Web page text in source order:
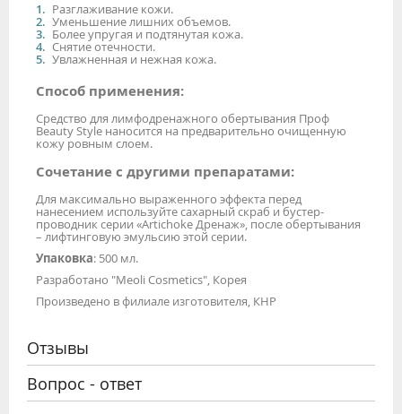
Разглаживание кожи.
Уменьшение лишних объемов.
Более упругая и подтянутая кожа.
Снятие отечности.
Увлажненная и нежная кожа.
Способ применения:
Средство для лимфодренажного обертывания Проф
Beauty Style наносится на предварительно очищенную
кожу ровным слоем.
Сочетание с другими препаратами:
Для максимально выраженного эффекта перед
нанесением используйте сахарный скраб и бустер-
проводник серии «Artichoke Дренаж», после обертывания
– лифтинговую эмульсию этой серии.
Упаковка: 500 мл.
Разработано "Meoli Cosmetics", Корея
Произведено в филиале изготовителя, КНР
Отзывы
Вопрос - ответ